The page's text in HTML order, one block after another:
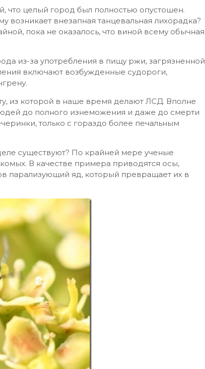
что целый город был полностью опустошен.
возникает внезапная танцевальная лихорадка?
пока не оказалось, что виной всему обычная
из-за употребления в пищу ржи, загрязненной
включают возбужденные судороги,
из которой в наше время делают ЛСД. Вполне
до полного изнеможения и даже до смерти
только с гораздо более печальным
существуют? По крайней мере ученые
В качестве примера приводятся осы,
парализующий яд, который превращает их в